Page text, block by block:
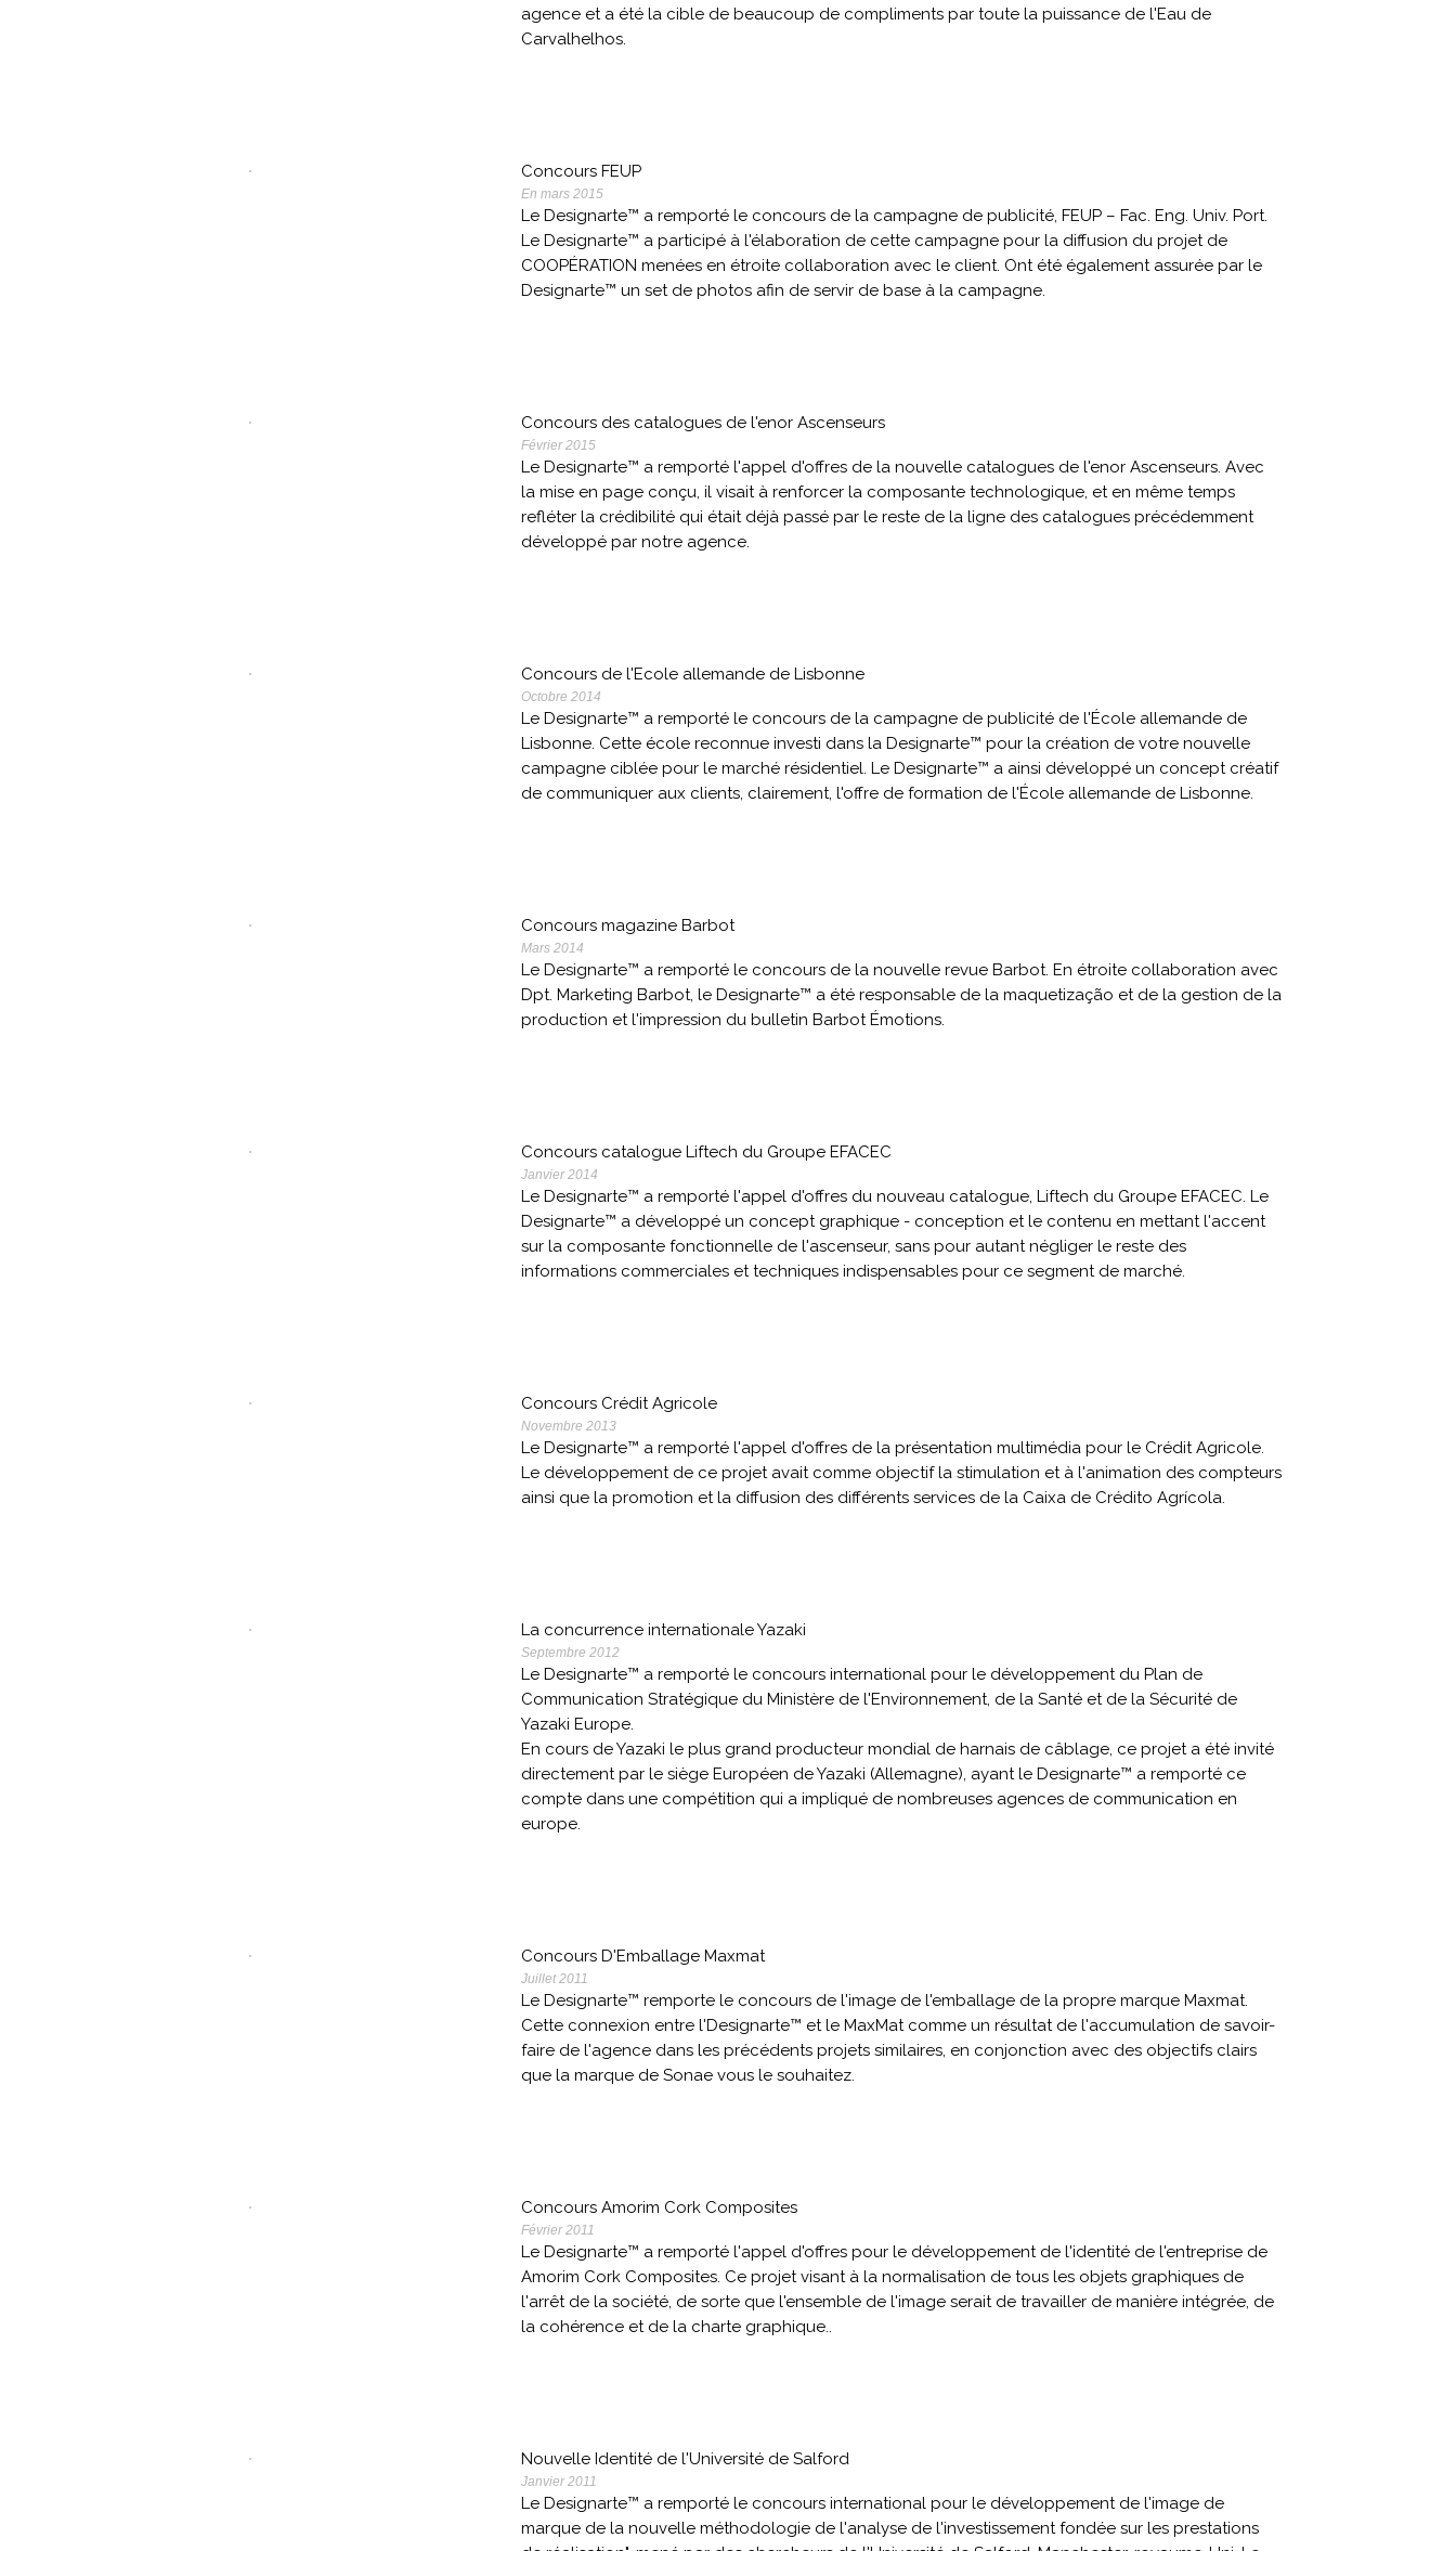
agence et a été la cible de beaucoup de compliments par toute la puissance de l'Eau de
Carvalhelhos.
Concours FEUP
En mars 2015
Le Designarte™ a remporté le concours de la campagne de publicité, FEUP – Fac. Eng. Univ. Port.
Le Designarte™ a participé à l'élaboration de cette campagne pour la diffusion du projet de
COOPÉRATION menées en étroite collaboration avec le client. Ont été également assurée par le
Designarte™ un set de photos afin de servir de base à la campagne.
Concours des catalogues de l'enor Ascenseurs
Février 2015
Le Designarte™ a remporté l'appel d'offres de la nouvelle catalogues de l'enor Ascenseurs. Avec
la mise en page conçu, il visait à renforcer la composante technologique, et en même temps
refléter la crédibilité qui était déjà passé par le reste de la ligne des catalogues précédemment
développé par notre agence.
Concours de l'Ecole allemande de Lisbonne
Octobre 2014
Le Designarte™ a remporté le concours de la campagne de publicité de l'École allemande de
Lisbonne. Cette école reconnue investi dans la Designarte™ pour la création de votre nouvelle
campagne ciblée pour le marché résidentiel. Le Designarte™ a ainsi développé un concept créatif
de communiquer aux clients, clairement, l'offre de formation de l'École allemande de Lisbonne.
Concours magazine Barbot
Mars 2014
Le Designarte™ a remporté le concours de la nouvelle revue Barbot. En étroite collaboration avec
Dpt. Marketing Barbot, le Designarte™ a été responsable de la maquetização et de la gestion de la
production et l'impression du bulletin Barbot Émotions.
Concours catalogue Liftech du Groupe EFACEC
Janvier 2014
Le Designarte™ a remporté l'appel d'offres du nouveau catalogue, Liftech du Groupe EFACEC. Le
Designarte™ a développé un concept graphique - conception et le contenu en mettant l'accent
sur la composante fonctionnelle de l'ascenseur, sans pour autant négliger le reste des
informations commerciales et techniques indispensables pour ce segment de marché.
Concours Crédit Agricole
Novembre 2013
Le Designarte™ a remporté l'appel d'offres de la présentation multimédia pour le Crédit Agricole.
Le développement de ce projet avait comme objectif la stimulation et à l'animation des compteurs
ainsi que la promotion et la diffusion des différents services de la Caixa de Crédito Agrícola.
La concurrence internationale Yazaki
Septembre 2012
Le Designarte™ a remporté le concours international pour le développement du Plan de
Communication Stratégique du Ministère de l'Environnement, de la Santé et de la Sécurité de
Yazaki Europe.
En cours de Yazaki le plus grand producteur mondial de harnais de câblage, ce projet a été invité
directement par le siège Européen de Yazaki (Allemagne), ayant le Designarte™ a remporté ce
compte dans une compétition qui a impliqué de nombreuses agences de communication en
europe.
Concours D'Emballage Maxmat
Juillet 2011
Le Designarte™ remporte le concours de l'image de l'emballage de la propre marque Maxmat.
Cette connexion entre l'Designarte™ et le MaxMat comme un résultat de l'accumulation de savoir-
faire de l'agence dans les précédents projets similaires, en conjonction avec des objectifs clairs
que la marque de Sonae vous le souhaitez.
Concours Amorim Cork Composites
Février 2011
Le Designarte™ a remporté l'appel d'offres pour le développement de l'identité de l'entreprise de
Amorim Cork Composites. Ce projet visant à la normalisation de tous les objets graphiques de
l'arrêt de la société, de sorte que l'ensemble de l'image serait de travailler de manière intégrée, de
la cohérence et de la charte graphique..
Nouvelle Identité de l'Université de Salford
Janvier 2011
Le Designarte™ a remporté le concours international pour le développement de l'image de
marque de la nouvelle méthodologie de l'analyse de l'investissement fondée sur les prestations